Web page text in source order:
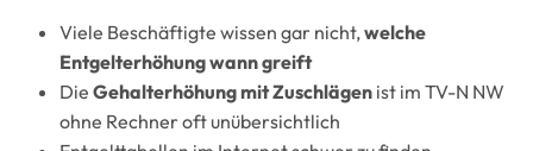
Viele Beschäftigte wissen gar nicht,welche
Entgelterhöhung wann greift
Die Gehalterhöhung mit Zuschlägen ist im TV-N NW
ohne Rechner oft unübersichtlich